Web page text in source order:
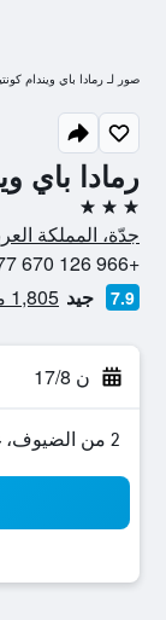
رمادا باي
3 نجوم
جدّة، المملكة
+966 126 670 777
7.9 جيد 1,805 من التقييمات تم التحقق منها
ن 17/8
2 من الضيوف، غرفة واحدة
صور لـ رمادا باي ويندام